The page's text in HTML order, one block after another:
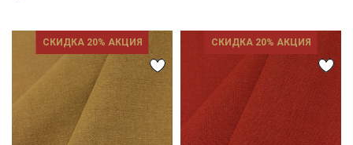
СКИДКА 20% АКЦИЯ СКИДКА 20% АКЦИЯ